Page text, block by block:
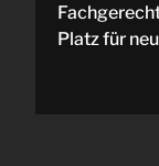
Platz für